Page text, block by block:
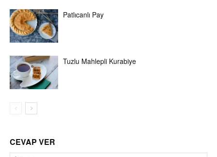
Patlıcanlı Pay
Tuzlu Mahlepli Kurabiye
CEVAP VER